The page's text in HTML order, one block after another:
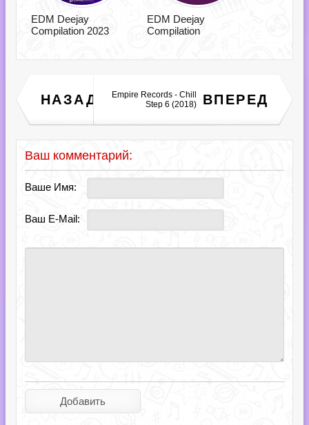
EDM Deejay
Compilation 2023
EDM Deejay
Compilation
НАЗАД
Billboard Hot 100 Singles
Chart [25.08] (2018)
ВПЕРЕД
Empire Records - Chill
Step 6 (2018)
Ваш комментарий:
Ваше Имя:
Ваш E-Mail: